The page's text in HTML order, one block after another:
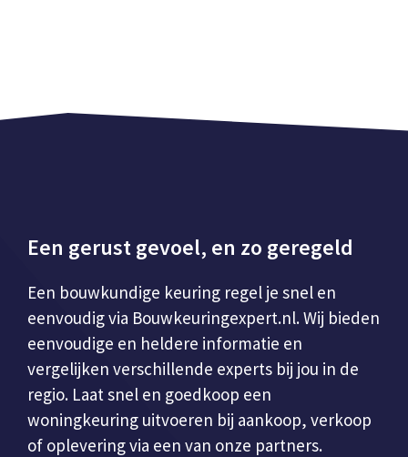
Een gerust gevoel, en zo geregeld
Een bouwkundige keuring regel je snel en
eenvoudig via Bouwkeuringexpert.nl. Wij bieden
eenvoudige en heldere informatie en
vergelijken verschillende experts bij jou in de
regio. Laat snel en goedkoop een
woningkeuring uitvoeren bij aankoop, verkoop
of oplevering via een van onze partners.